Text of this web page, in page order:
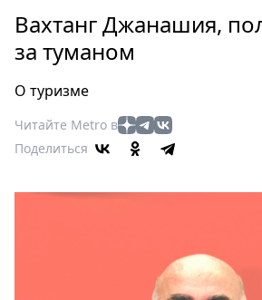
Россия
Мир
Еда
Туризм
Мода
Кино
Выставки
Вахтанг Джанашия,
за туманом
О туризме
Читайте Metro в
Поделиться